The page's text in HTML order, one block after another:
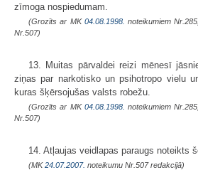
zīmoga nospiedumam.
(Grozīts ar MK 04.08.1998. noteikumiem
Nr.507)
13. Muitas pārvaldei reizi mēnesī
ziņas par narkotisko un psihotropo vielu
kuras šķērsojušas valsts robežu.
(Grozīts ar MK 04.08.1998. noteikumiem
Nr.507)
14. Atļaujas veidlapas paraugs noteikts
(MK24.07.2007. noteikumu Nr.507 redakcijā)